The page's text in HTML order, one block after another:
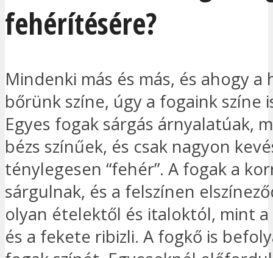
fehérítésére?
Mindenki más és más, és ahogy a
bőrünk színe, úgy a fogaink színe
Egyes fogak sárgás árnyalatúak,
bézs színűek, és csak nagyon
ténylegesen “fehér”. A fogak a
sárgulnak, és a felszínen
olyan ételektől és italoktól, mint a
és a fekete ribizli. A fogkő is